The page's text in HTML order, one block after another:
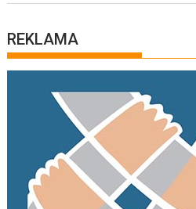
REKLAMA